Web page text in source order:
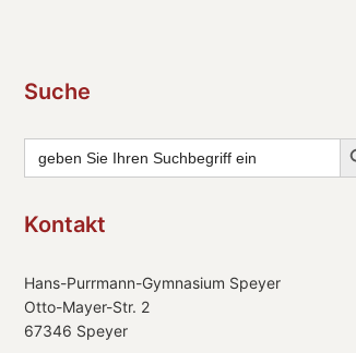
Suche
Search
for:
Kontakt
Hans-Purrmann-Gymnasium Speyer
Otto-Mayer-Str. 2
67346 Speyer